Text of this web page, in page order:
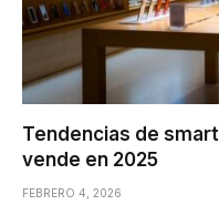
Tendencias de
vende en 2025
FEBRERO 4, 2026